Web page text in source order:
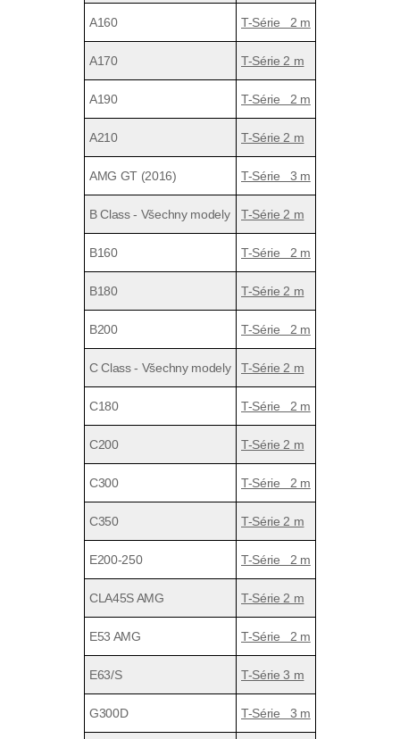
A160 T-Série 2 m
A170 T-Série 2 m
A190 T-Série 2 m
A210 T-Série 2 m
AMG GT (2016) T-Série 3 m
B Class - Všechny modely T-Série 2 m
B160 T-Série 2 m
B180 T-Série 2 m
B200 T-Série 2 m
C Class - Všechny modely T-Série 2 m
C180 T-Série 2 m
C200 T-Série 2 m
C300 T-Série 2 m
C350 T-Série 2 m
E200-250 T-Série 2 m
CLA45S AMG T-Série 2 m
E53 AMG T-Série 2 m
E63/S T-Série 3 m
G300D T-Série 3 m